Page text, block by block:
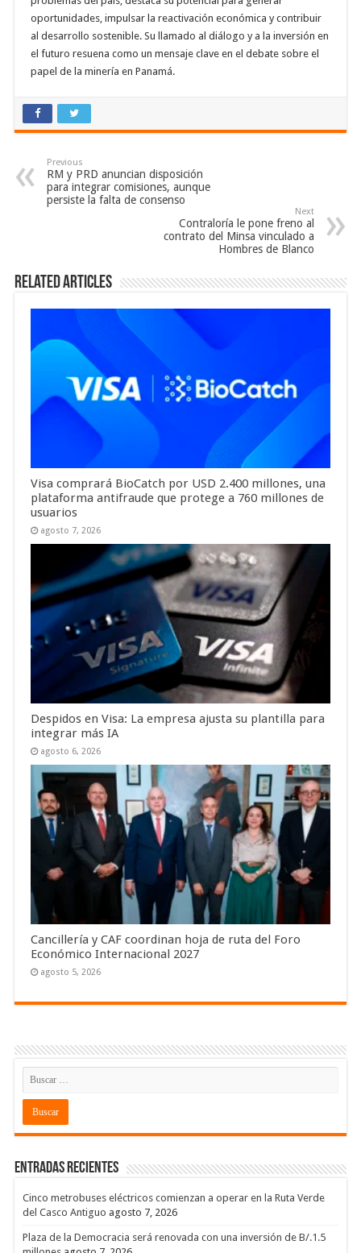
oportunidades, impulsar la reactivación económica y contribuir
al desarrollo sostenible. Su llamado al diálogo y a la inversión en
el futuro resuena como un mensaje clave en el debate sobre el
papel de la minería en Panamá.
Previous
RM y PRD anuncian disposición
para integrar comisiones, aunque
persiste la falta de consenso
Next
Contraloría le pone freno al
contrato del Minsa vinculado a
Hombres de Blanco
Related Articles
Visa comprará BioCatch por USD 2.400 millones, una
plataforma antifraude que protege a 760 millones de
usuarios
agosto 7, 2026
Despidos en Visa: La empresa ajusta su plantilla para
integrar más IA
agosto 6, 2026
Cancillería y CAF coordinan hoja de ruta del Foro
Económico Internacional 2027
agosto 5, 2026
Entradas recientes
Cinco metrobuses eléctricos comienzan a operar en la Ruta Verde
del Casco Antiguo agosto 7, 2026
Plaza de la Democracia será renovada con una inversión de B/.1.5